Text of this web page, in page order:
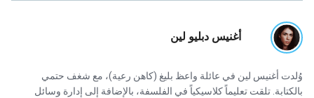
أغنيس دبليو لين
وُلدت أغنيس لين في عائلة واعظ بليغ (كاهن رعية)، مع شغف حتمي
بالكتابة. تلقت تعليماً كلاسيكياً في الفلسفة، بالإضافة إلى إدارة وسائل